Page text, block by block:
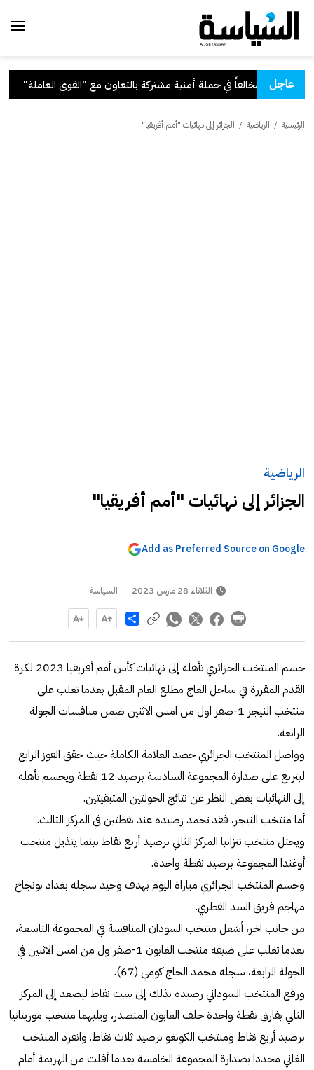
عاجلمع "القوى العاملة"
الرئيسية / الرياضية / الجزائر إلى نهائيات "أمم أفريقيا"
الرياضية
الجزائر إلى نهائيات "أمم أفريقيا"
Add as Preferred Source on Google
الثلاثاء 28 مارس 2023 السياسة
Share
حسم المنتخب الجزائري تأهله إلى نهائيات كأس أمم أفريقيا 2023 لكرة
القدم المقررة في ساحل العاج مطلع العام المقبل بعدما تغلب على
منتخب النيجر 1-صفر اول من امس الاثنين ضمن منافسات الجولة
الرابعة.
وواصل المنتخب الجزائري حصد العلامة الكاملة حيث حقق الفوز الرابع
ليتربع على صدارة المجموعة السادسة برصيد 12 نقطة ويحسم تأهله
إلى النهائيات بغض النظر عن نتائج الجولتين المتبقيتين.
أما منتخب النيجر، فقد تجمد رصيده عند نقطتين في المركز الثالث.
ويحتل منتخب تنزانيا المركز الثاني برصيد أربع نقاط بينما يتذيل منتخب
أوغندا المجموعة برصيد نقطة واحدة.
وحسم المنتخب الجزائري مباراة اليوم بهدف وحيد سجله بغداد بونجاح
مهاجم فريق السد القطري.
من جانب اخر، أشعل منتخب السودان المنافسة في المجموعة التاسعة،
بعدما تغلب على ضيفه منتخب الغابون 1-صفر ول من امس الاثنين في
الجولة الرابعة، سجله محمد الحاج كومي (67).
ورفع المنتخب السوداني رصيده بذلك إلى ست نقاط ليصعد إلى المركز
الثاني بفارق نقطة واحدة خلف الغابون المتصدر، ويليهما منتخب موريتانيا
برصيد أربع نقاط ومنتخب الكونغو برصيد ثلاث نقاط. وانفرد المنتخب
الغاني مجددا بصدارة المجموعة الخامسة بعدما أفلت من الهزيمة أمام